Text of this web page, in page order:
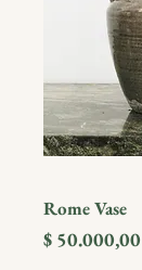
Rome Vase
$ 50.000,00